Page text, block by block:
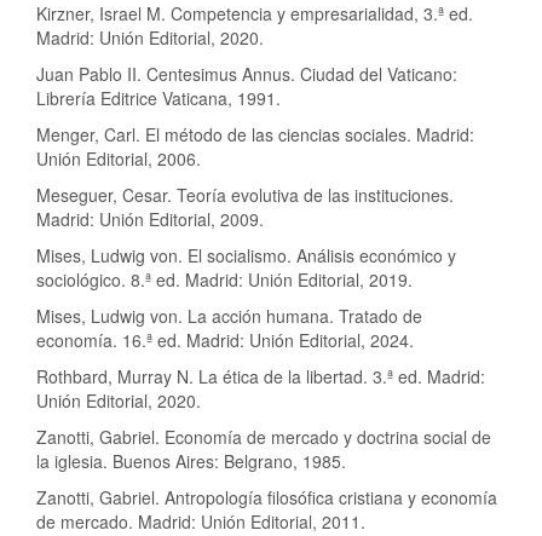
Kirzner, Israel M. Competencia y empresarialidad, 3.ª ed.
Madrid: Unión Editorial, 2020.
Juan Pablo II. Centesimus Annus. Ciudad del Vaticano:
Librería Editrice Vaticana, 1991.
Menger, Carl. El método de las ciencias sociales. Madrid:
Unión Editorial, 2006.
Meseguer, Cesar. Teoría evolutiva de las instituciones.
Madrid: Unión Editorial, 2009.
Mises, Ludwig von. El socialismo. Análisis económico y
sociológico. 8.ª ed. Madrid: Unión Editorial, 2019.
Mises, Ludwig von. La acción humana. Tratado de
economía. 16.ª ed. Madrid: Unión Editorial, 2024.
Rothbard, Murray N. La ética de la libertad. 3.ª ed. Madrid:
Unión Editorial, 2020.
Zanotti, Gabriel. Economía de mercado y doctrina social de
la iglesia. Buenos Aires: Belgrano, 1985.
Zanotti, Gabriel. Antropología filosófica cristiana y economía
de mercado. Madrid: Unión Editorial, 2011.